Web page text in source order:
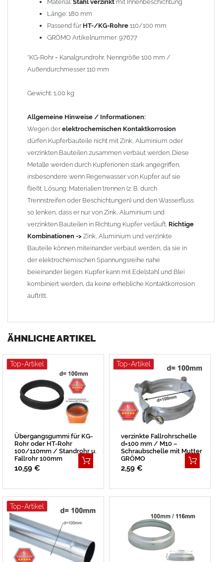
Material: Stahl verzinkt mit Innenbeschichtung
Länge: 180 mm
Passend für HT-/KG-Rohre 110/100 mm
GRÖMO Artikelnummer: 97677
*KG-Rohr = Kanalgrundrohr, Nenngröße 100 mm /
Außendurchmesser 110 mm
Gewicht: 1,00 kg
Allgemeine Hinweise / Informationen:
Wegen derelektrochemischen Kontaktkorrosion
dürfen Kupferbauteile nicht mit Zink, Aluminium oder
verzinkten Bauteilen zusammen verbaut werden. Diese
Metalle werden durch Kupferionen stark angegriffen,
insbesondere wenn Regenwasser von Kupfer auf sie
fließt. Lösung: Materialien trennen (z. B. durch
Trennstreifen oder Beschichtungen) und den Wasserfluss
so lenken, dass er nur von Zink, Aluminium und
verzinkten Bauteilen in Richtung Kupfer verläuft. Richtige
Kombinationen -> Zink, Aluminium und verzinkte
Bauteile können miteinander verbaut werden, da sie in
der elektrochemischen Spannungsreihe nahe
beieinander liegen. Kupfer kann mit Edelstahl und Blei
kombiniert werden, da keine erhebliche Kontaktkorrosion
auftritt.
ÄHNLICHE ARTIKEL
Top-Artikel
Übergangsgummi für KG-
Rohr oder HT-Rohr
100/110mm / Standrohr u.
Fallrohr 100mm
BESTSELLER
10,59 €
Top-Artikel
verzinkte Fallrohrschelle
d=100 mm / M10 –
Schraubschelle mit Mutter
GRÖMO
2,59 €
Top-Artikel